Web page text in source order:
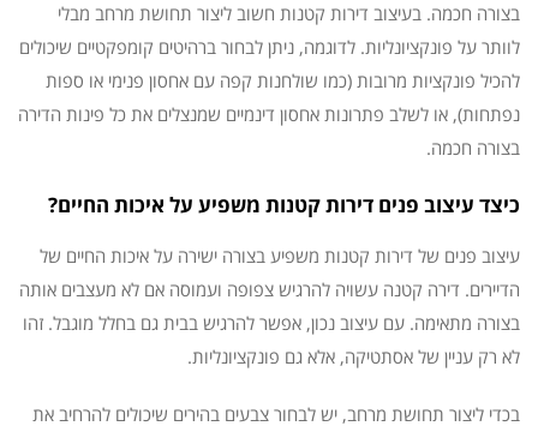
בצורה חכמה. בעיצוב דירות קטנות חשוב ליצור תחושת מרחב מבלי
לוותר על פונקציונליות. לדוגמה, ניתן לבחור ברהיטים קומפקטיים שיכולים
להכיל פונקציות מרובות (כמו שולחנות קפה עם אחסון פנימי או ספות
נפתחות), או לשלב פתרונות אחסון דינמיים שמנצלים את כל פינות הדירה
בצורה חכמה.
כיצד עיצוב פנים דירות קטנות משפיע על איכות החיים?
עיצוב פנים של דירות קטנות משפיע בצורה ישירה על איכות החיים של
הדיירים. דירה קטנה עשויה להרגיש צפופה ועמוסה אם לא מעצבים אותה
בצורה מתאימה. עם עיצוב נכון, אפשר להרגיש בבית גם בחלל מוגבל. זהו
לא רק עניין של אסתטיקה, אלא גם פונקציונליות.
בכדי ליצור תחושת מרחב, יש לבחור צבעים בהירים שיכולים להרחיב את